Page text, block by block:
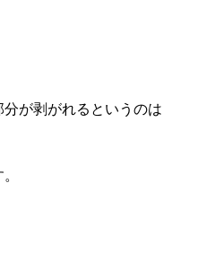
が剥がれるというのは